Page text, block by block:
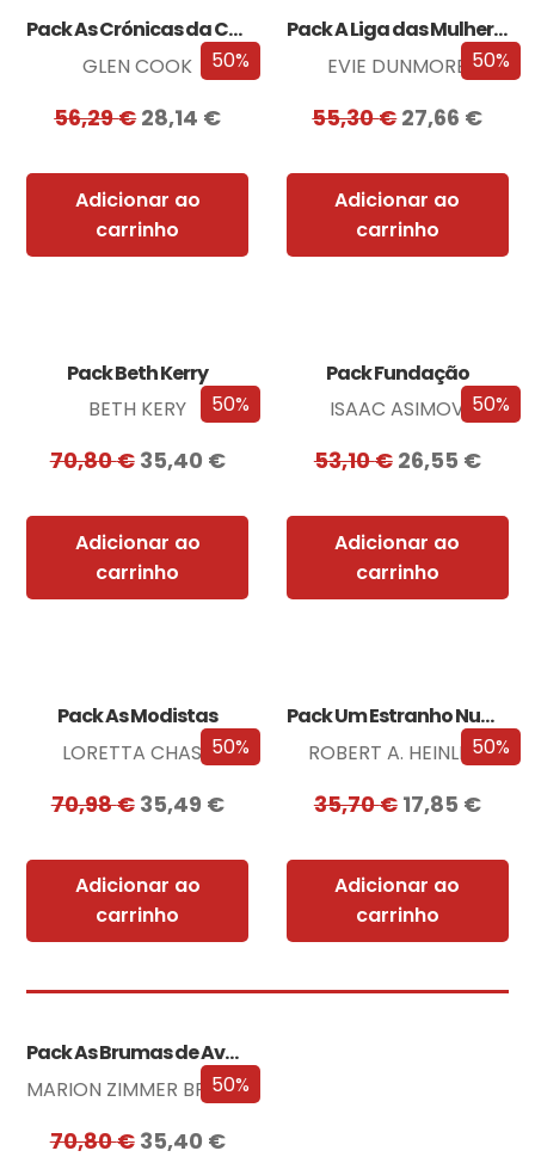
50%
Pack As Crónicas da Companhia Negra
GLEN COOK
56,29€28,14 €
Adicionar ao
carrinho
50%
Pack A Liga das Mulheres Extraordinárias
EVIE DUNMORE
55,30€27,66 €
Adicionar ao
carrinho
50%
Pack Beth Kerry
BETH KERY
70,80€ 35,40 €
Adicionar ao
carrinho
50%
Pack Fundação
ISAAC ASIMOV
53,10€ 26,55 €
Adicionar ao
carrinho
50%
Pack As Modistas
LORETTA CHASE
70,98€ 35,49 €
Adicionar ao
carrinho
50%
Pack Um Estranho Numa Terra Estranha
ROBERT A. HEINLEIN
35,70€ 17,85 €
Adicionar ao
carrinho
50%
Pack As Brumas de Avalon
MARION ZIMMER BRADLEY
70,80€ 35,40 €